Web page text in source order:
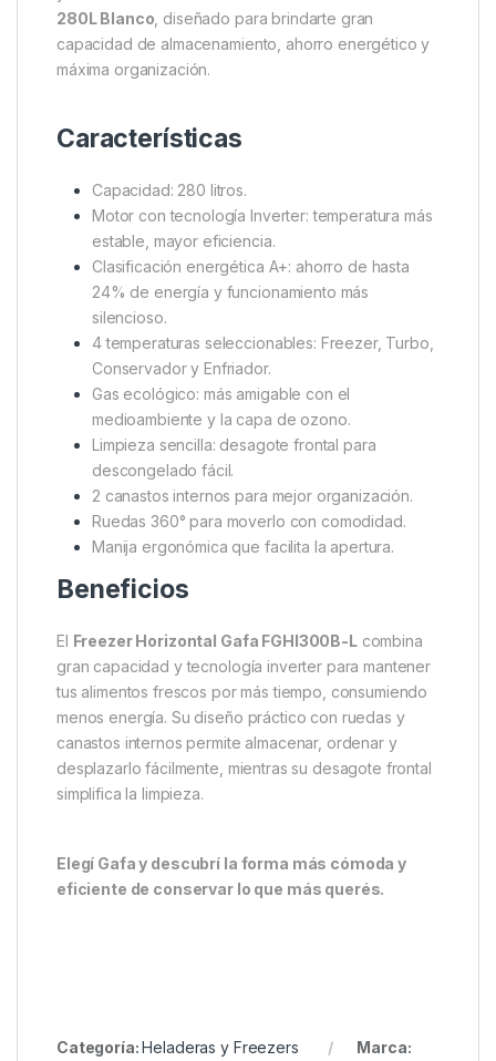
280L Blanco , diseñado para brindarte gran
capacidad de almacenamiento, ahorro energético y
máxima organización.
Características
Capacidad: 280 litros.
Motor con tecnología Inverter: temperatura más
estable, mayor eficiencia.
Clasificación energética A+: ahorro de hasta
24% de energía y funcionamiento más
silencioso.
4 temperaturas seleccionables: Freezer, Turbo,
Conservador y Enfriador.
Gas ecológico: más amigable con el
medioambiente y la capa de ozono.
Limpieza sencilla: desagote frontal para
descongelado fácil.
2 canastos internos para mejor organización.
Ruedas 360° para moverlo con comodidad.
Manija ergonómica que facilita la apertura.
Beneficios
El Freezer Horizontal Gafa FGHI300B-Lcombina
gran capacidad y tecnología inverter para mantener
tus alimentos frescos por más tiempo, consumiendo
menos energía. Su diseño práctico con ruedas y
canastos internos permite almacenar, ordenar y
desplazarlo fácilmente, mientras su desagote frontal
simplifica la limpieza.
Elegí Gafa y descubrí la forma más cómoda y
eficiente de conservar lo que más querés.
Categoría:Heladeras y Freezers
Marca: